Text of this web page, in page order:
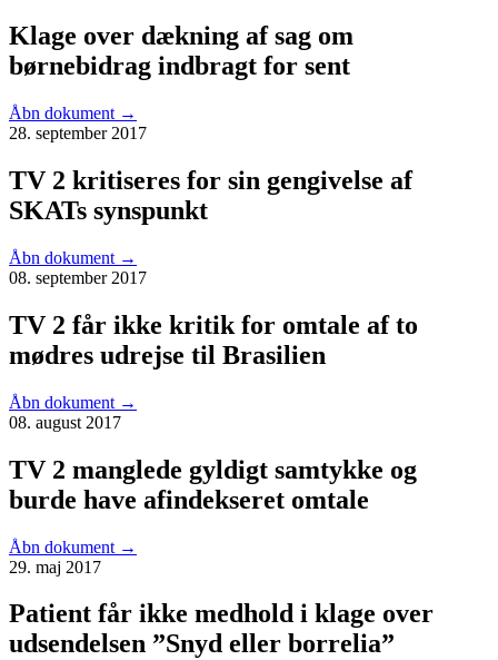
Klage over dækning af sag om
børnebidrag indbragt for sent
Åbn dokument →
28. september 2017
TV 2 kritiseres for sin gengivelse af
SKATs synspunkt
Åbn dokument →
08. september 2017
TV 2 får ikke kritik for omtale af to
mødres udrejse til Brasilien
Åbn dokument →
08. august 2017
TV 2 manglede gyldigt samtykke og
burde have afindekseret omtale
Åbn dokument →
29. maj 2017
Patient får ikke medhold i klage over
udsendelsen ”Snyd eller borrelia”